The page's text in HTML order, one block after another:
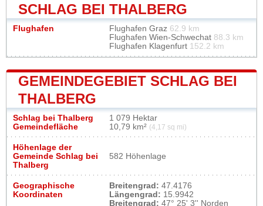
SCHLAG BEI THALBERG
Flughafen Flughafen Graz 62.9 km
Flughafen Wien-Schwechat 88.3 km
Flughafen Klagenfurt 152.2 km
GEMEINDEGEBIET SCHLAG BEI
THALBERG
Schlag bei Thalberg
Gemeindefläche
1 079 Hektar
10,79 km² (4,17 sq mi)
Höhenlage der
Gemeinde Schlag bei
Thalberg
582 Höhenlage
Geographische
Koordinaten
Breitengrad: 47.4176
Längengrad: 15.9942
Breitengrad: 47° 25' 3'' Norden